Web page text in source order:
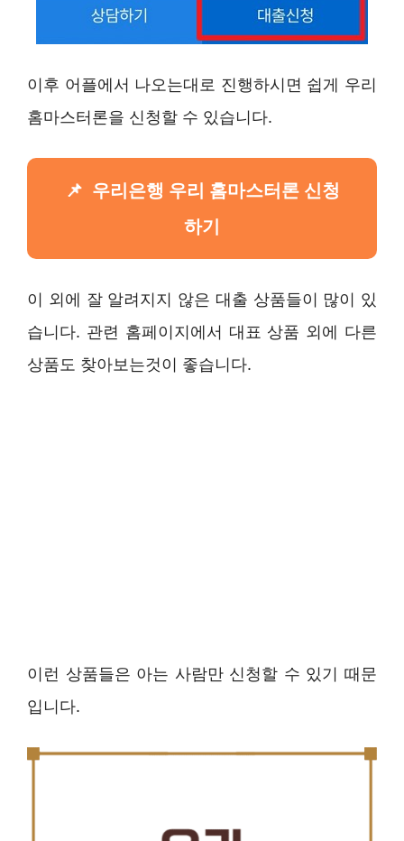
이후 어플에서 나오는대로 진행하시면 쉽게 우리
홈마스터론을 신청할 수 있습니다.
우리은행 우리 홈마스터론 신청
하기
이 외에 잘 알려지지 않은 대출 상품들이 많이 있
습니다. 관련 홈페이지에서 대표 상품 외에 다른
상품도 찾아보는것이 좋습니다.
이런 상품들은 아는 사람만 신청할 수 있기 때문
입니다.